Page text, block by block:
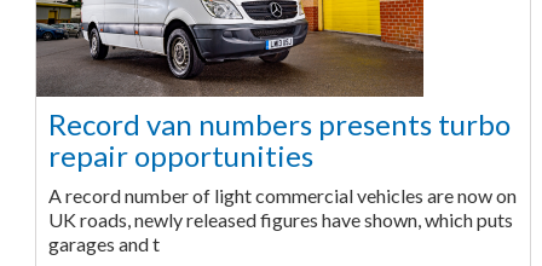
Record van numbers presents turbo
repair opportunities
A record number of light commercial vehicles are now on
UK roads, newly released figures have shown, which puts
garages and t